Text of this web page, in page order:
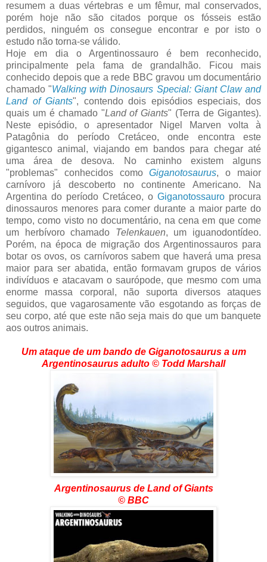
resumem a duas vértebras e um fêmur, mal conservados,
porém hoje não são citados porque os fósseis estão
perdidos, ninguém os consegue encontrar e por isto o
estudo não torna-se válido.
Hoje em dia o Argentinossauro é bem reconhecido,
principalmente pela fama de grandalhão. Ficou mais
conhecido depois que a rede BBC gravou um documentário
chamado "Walking with Dinosaurs Special: Giant Claw and
Land of Giants", contendo dois episódios especiais, dos
quais um é chamado "Land of Giants" (Terra de Gigantes).
Neste episódio, o apresentador Nigel Marven volta à
Patagônia do período Cretáceo, onde encontra este
gigantesco animal, viajando em bandos para chegar até
uma área de desova. No caminho existem alguns
"problemas" conhecidos comoGiganotosaurus, o maior
carnívoro já descoberto no continente Americano. Na
Argentina do período Cretáceo, o Giganotossauro procura
dinossauros menores para comer durante a maior parte do
tempo, como visto no documentário, na cena em que come
um herbívoro chamado Telenkauen, um iguanodontídeo.
Porém, na época de migração dos Argentinossauros para
botar os ovos, os carnívoros sabem que haverá uma presa
maior para ser abatida, então formavam grupos de vários
indivíduos e atacavam o saurópode, que mesmo com uma
enorme massa corporal, não suporta diversos ataques
seguidos, que vagarosamente vão esgotando as forças de
seu corpo, até que este não seja mais do que um banquete
aos outros animais.
Um ataque de um bando de Giganotosaurus a um
Argentinosaurus adulto © Todd Marshall
Argentinosaurus de Land of Giants
© BBC